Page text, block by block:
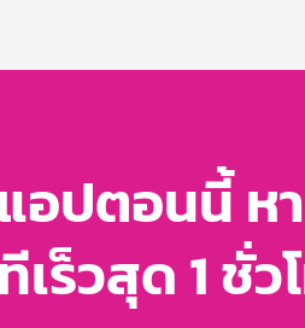
อปตอนนี้ ห
ร็วสุด 1 ชั่ว